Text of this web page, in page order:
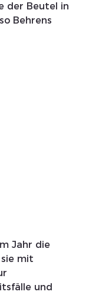
der Beutel in
Behrens
Jahr die
mit
und